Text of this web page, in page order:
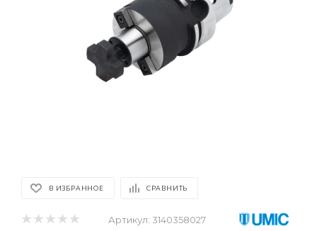
В ИЗБРАННОЕ СРАВНИТЬ
Артикул: 3140358027